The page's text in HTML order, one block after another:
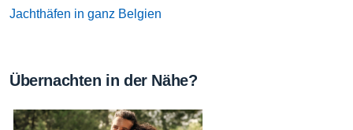
Jachthäfen in ganz Belgien
Übernachten in der Nähe?